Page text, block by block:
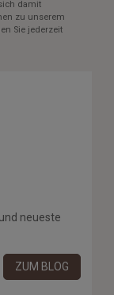
damit
zu unserem
Sie jederzeit
neueste
ZUM BLOG